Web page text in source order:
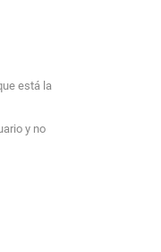
está la
y no